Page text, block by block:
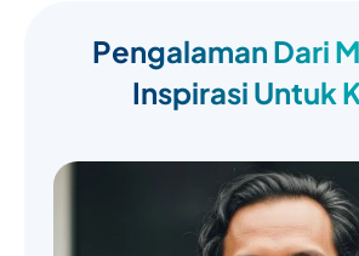
Pengalaman Dari
Inspirasi Untuk